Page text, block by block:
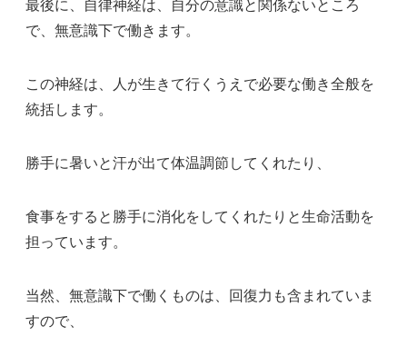
最後に、自律神経は、自分の意識と関係ないところ
で、無意識下で働きます。
この神経は、人が生きて行くうえで必要な働き全般を
統括します。
勝手に暑いと汗が出て体温調節してくれたり、
食事をすると勝手に消化をしてくれたりと生命活動を
担っています。
当然、無意識下で働くものは、回復力も含まれていま
すので、